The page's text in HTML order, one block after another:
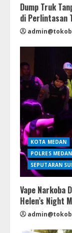
Dump Truk
di Perlintasan
KOTA MEDAN
POLRES MEDAN
SEPUTARAN
Vape Narkoba
Helen’s Night